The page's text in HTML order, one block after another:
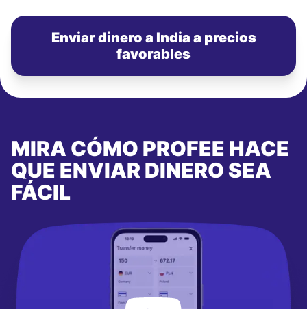
Enviar dinero a India a precios
favorables
MIRA CÓMO PROFEE HACE
QUE ENVIAR DINERO SEA
FÁCIL